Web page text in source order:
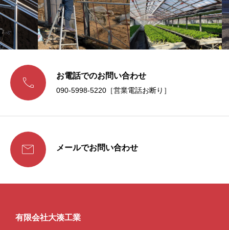
 お電話でのお問い合わせ
090-5998-5220［営業電話お断り］
 メールでお問い合わせ
有限会社大湊工業